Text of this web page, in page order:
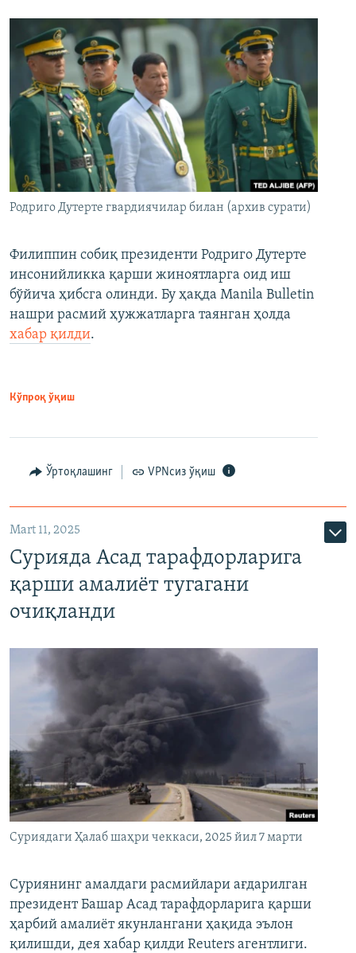
Родриго Дутерте гвардиячилар билан (архив сурати)
Филиппин собиқ президенти Родриго Дутерте
инсонийликка қарши жиноятларга оид иш
бўйича ҳибсга олинди. Бу ҳақда Manila Bulletin
нашри расмий ҳужжатларга таянган ҳолда
хабар қилди.
Кўпроқ ўқиш
Ўртоқлашинг VPNсиз ўқиш
Mart 11, 2025
Сурияда Асад тарафдорларига
қарши амалиёт тугагани
очиқланди
Суриядаги Ҳалаб шаҳри чеккаси, 2025 йил 7 марти
Суриянинг амалдаги расмийлари ағдарилган
президент Башар Асад тарафдорларига қарши
ҳарбий амалиёт якунлангани ҳақида эълон
қилишди, дея хабар қилди Reuters агентлиги.